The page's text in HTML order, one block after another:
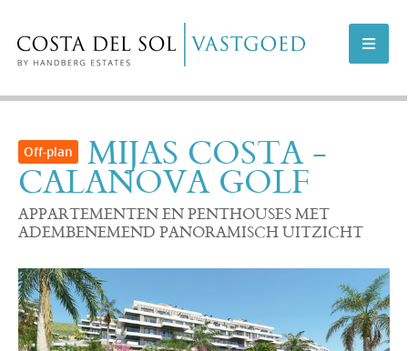
AANBOD MARBELLA
NIEUWBOUWPROJECTEN
VERKOPEN
INFO
MIJAS COSTA -
CALANOVA GOLF
APPARTEMENTEN EN PENTHOUSES MET
ADEMBENEMEND PANORAMISCH UITZICHT